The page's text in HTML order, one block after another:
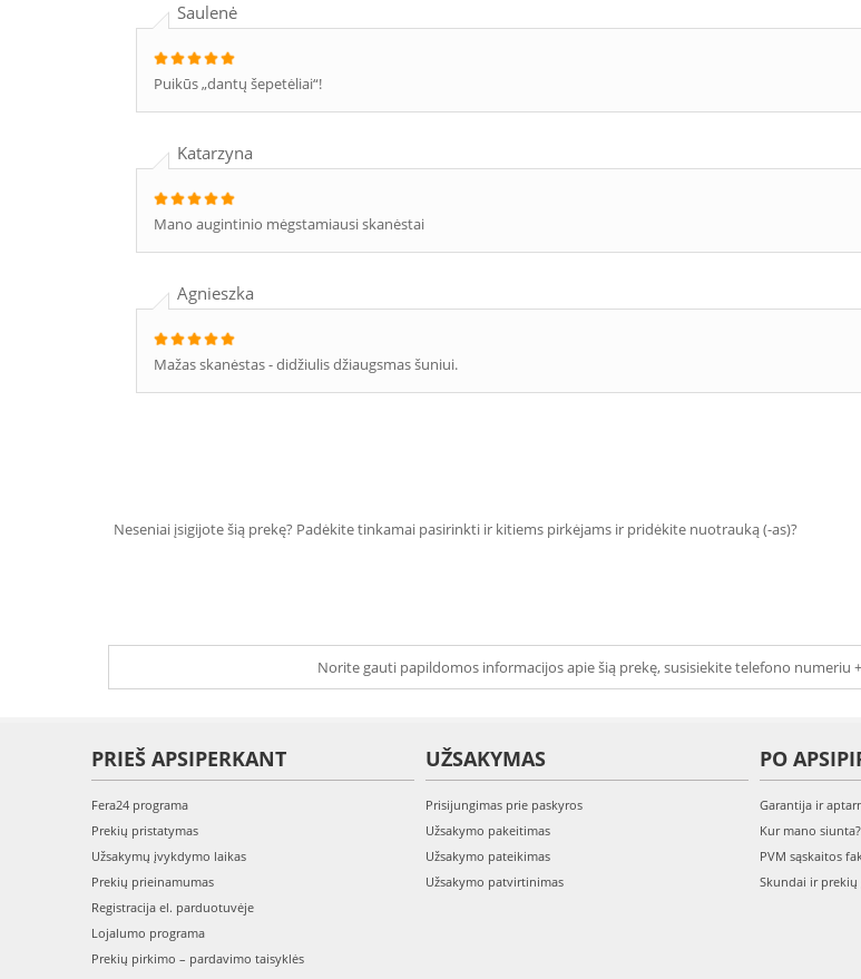
Saulenė
Puikūs „dantų šepetėliai“!
Katarzyna
Mano augintinio mėgstamiausi skanėstai
Agnieszka
Mažas skanėstas - didžiulis džiaugsmas šuniui.
Neseniai įsigijote šią prekę? Padėkite tinkamai pasirinkti ir kitiems pirkėjams ir pridėkite nuotrauką (-as)?
Norite gauti papildomos informacijos apie šią prekę, susisiekite telefono numeriu
PRIEŠ APSIPERKANT
Fera24 programa
Prekių pristatymas
Užsakymų įvykdymo laikas
Prekių prieinamumas
Registracija el. parduotuvėje
Lojalumo programa
Prekių pirkimo – pardavimo taisyklės
UŽSAKYMAS
Prisijungimas prie paskyros
Užsakymo pakeitimas
Užsakymo pateikimas
Užsakymo patvirtinimas
PO
Garantija ir
Kur mano
PVM sąskaitos
Skundai ir prekių